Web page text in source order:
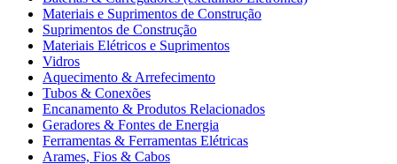
Materiais e Suprimentos de Construção
Suprimentos de Construção
Materiais Elétricos e Suprimentos
Vidros
Aquecimento & Arrefecimento
Tubos & Conexões
Encanamento & Produtos Relacionados
Geradores & Fontes de Energia
Ferramentas & Ferramentas Elétricas
Arames, Fios & Cabos